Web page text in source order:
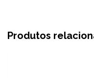
Produtos